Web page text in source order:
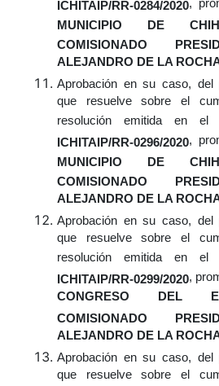
ICHITAIP/RR-0284/2020,
MUNICIPIO DE
COMISIONADO
ALEJANDRO DE LA
Aprobación en su caso, del
que resuelve sobre el
resolución emitida en el
ICHITAIP/RR-0296/2020,
MUNICIPIO DE
COMISIONADO
ALEJANDRO DE LA
Aprobación en su caso, del
que resuelve sobre el
resolución emitida en el
ICHITAIP/RR-0299/2020,
CONGRESO DEL
COMISIONADO
ALEJANDRO DE LA
Aprobación en su caso, del
que resuelve sobre el